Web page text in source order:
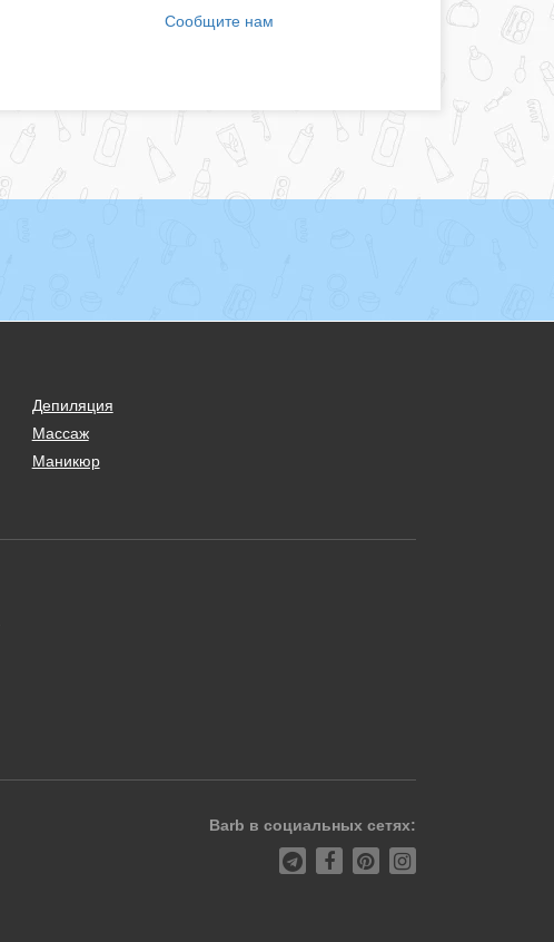
Депиляция
Массаж
Маникюр
Barb в социальных сетях: